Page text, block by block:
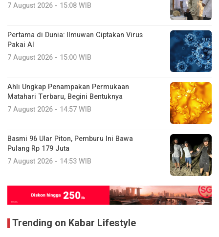
7 August 2026 - 15:08 WIB
Pertama di Dunia: Ilmuwan Ciptakan Virus
Pakai AI
7 August 2026 - 15:00 WIB
Ahli Ungkap Penampakan Permukaan
Matahari Terbaru, Begini Bentuknya
7 August 2026 - 14:57 WIB
Basmi 96 Ular Piton, Pemburu Ini Bawa
Pulang Rp 179 Juta
7 August 2026 - 14:53 WIB
Trending on Kabar Lifestyle